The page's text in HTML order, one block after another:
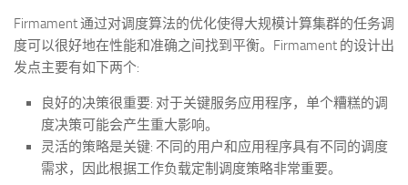
Firmament 通过对调度算法的优化使得大规模计算集群的任务调
度可以很好地在性能和准确之间找到平衡。Firmament 的设计出
发点主要有如下两个:
良好的决策很重要: 对于关键服务应用程序，单个糟糕的调
度决策可能会产生重大影响。
灵活的策略是关键: 不同的用户和应用程序具有不同的调度
需求，因此根据工作负载定制调度策略非常重要。